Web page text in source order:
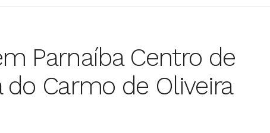
Parnaíba Centro de
do Carmo de Oliveira